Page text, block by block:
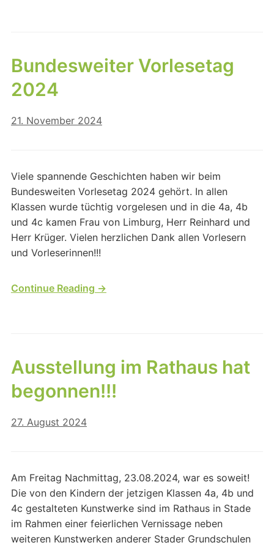
Bundesweiter Vorlesetag
2024
21. November 2024
Viele spannende Geschichten haben wir beim
Bundesweiten Vorlesetag 2024 gehört. In allen
Klassen wurde tüchtig vorgelesen und in die 4a, 4b
und 4c kamen Frau von Limburg, Herr Reinhard und
Herr Krüger. Vielen herzlichen Dank allen Vorlesern
und Vorleserinnen!!!
Continue Reading →
Ausstellung im Rathaus hat
begonnen!!!
27. August 2024
Am Freitag Nachmittag, 23.08.2024, war es soweit!
Die von den Kindern der jetzigen Klassen 4a, 4b und
4c gestalteten Kunstwerke sind im Rathaus in Stade
im Rahmen einer feierlichen Vernissage neben
weiteren Kunstwerken anderer Stader Grundschulen